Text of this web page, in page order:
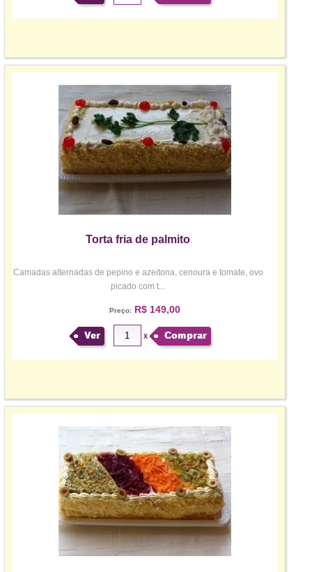
Torta fria de palmito
Camadas alternadas de pepino e azeitona, cenoura e tomate, ovo
picado com t...
Preço:R$ 149,00
Ver x Comprar